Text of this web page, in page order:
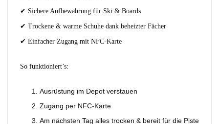
✔ Sichere Aufbewahrung für Ski & Boards
✔ Trockene & warme Schuhe dank beheizter Fächer
✔ Einfacher Zugang mit NFC-Karte
So funktioniert’s:
Ausrüstung im Depot verstauen
Zugang per NFC-Karte
Am nächsten Tag alles trocken & bereit für die Piste